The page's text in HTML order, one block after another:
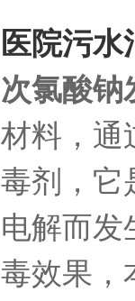
医院污
次氯酸钠
材料，通
毒剂，它
电解而发
毒效果，